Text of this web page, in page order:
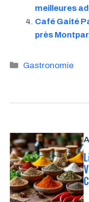
meilleures
Café Gaité
près
Catégories
Gastronomie